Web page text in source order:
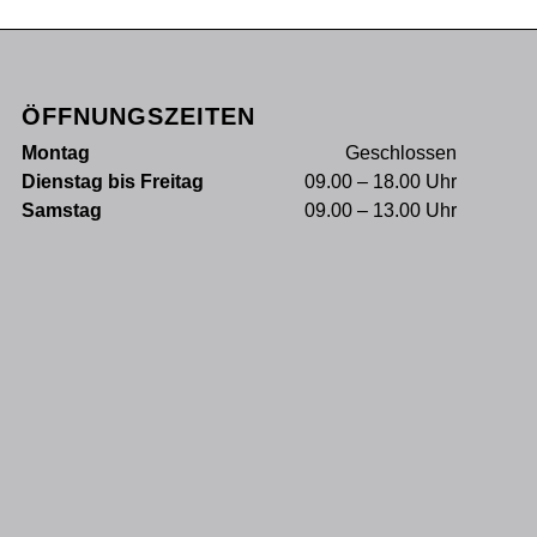
ÖFFNUNGSZEITEN
Montag
Geschlossen
Dienstag bis Freitag
09.00 – 18.00 Uhr
Samstag
09.00 – 13.00 Uhr